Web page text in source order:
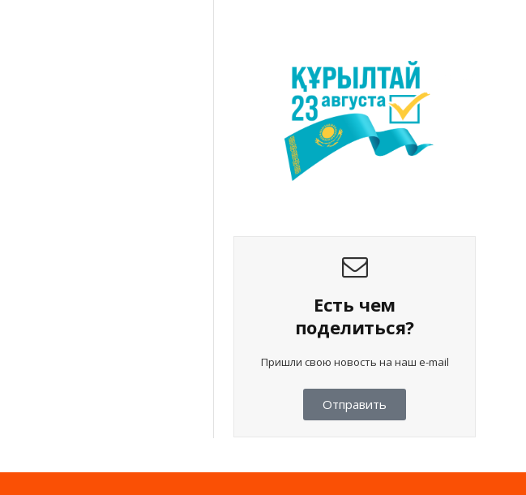
Есть чем
поделиться?
Пришли свою новость на наш e-mail
Отправить